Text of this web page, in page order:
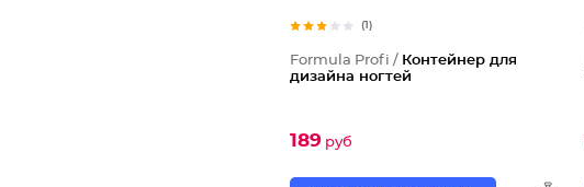
(1)
Formula Profi / Контейнер для
дизайна ногтей
189руб